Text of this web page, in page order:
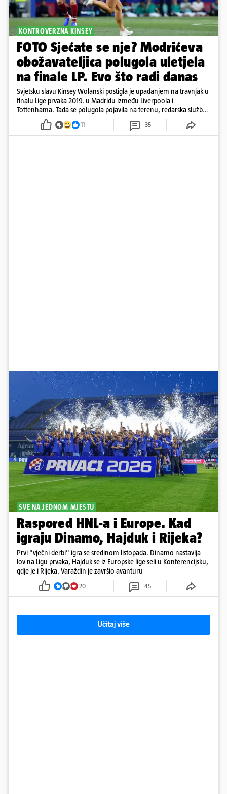
KONTROVERZNA KINSEY
FOTO Sjećate se nje? Modrićeva
obožavateljica polugola uletjela
na finale LP. Evo što radi danas
Svjetsku slavu Kinsey Wolanski postigla je upadanjem na travnjak u
finalu Lige prvaka 2019. u Madridu između Liverpoola i
Tottenhama. Tada se polugola pojavila na terenu, redarska služba
ju je lovila po travnjaku, a njezine fotografije obišle su svijet.
11 35
SVE NA JEDNOM MJESTU
Raspored HNL-a i Europe. Kad
igraju Dinamo, Hajduk i Rijeka?
Prvi "vječni derbi" igra se sredinom listopada. Dinamo nastavlja
lov na Ligu prvaka, Hajduk se iz Europske lige seli u Konferencijsku,
gdje je i Rijeka. Varaždin je završio avanturu
20 45
Učitaj više